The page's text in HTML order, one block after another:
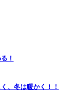
！
、冬は暖かく！！